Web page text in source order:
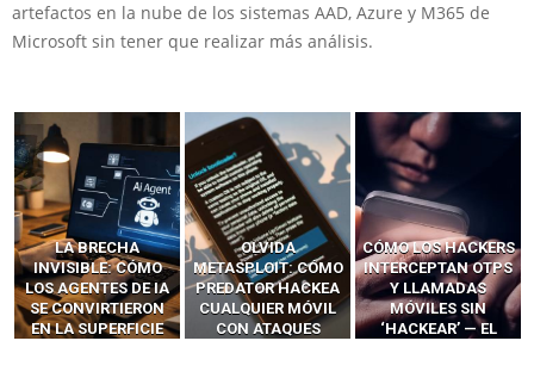
artefactos en la nube de los sistemas AAD, Azure y M365 de
Microsoft sin tener que realizar más análisis.
LA BRECHA
INVISIBLE: CÓMO
LOS AGENTES DE IA
SE CONVIRTIERON
EN LA SUPERFICIE
OLVIDA
METASPLOIT: CÓMO
PREDATOR HACKEA
CUALQUIER MÓVIL
CON ATAQUES
CÓMO LOS HACKERS
INTERCEPTAN OTPS
Y LLAMADAS
MÓVILES SIN
‘HACKEAR’ — EL